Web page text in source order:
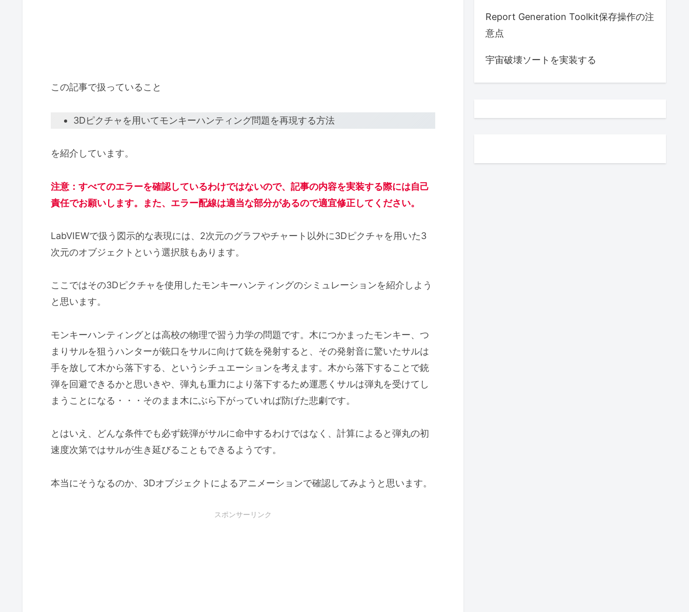
この記事で扱っていること
3Dピクチャを用いてモンキーハンティング問題を再現する方法
を紹介しています。
注意：すべてのエラーを確認しているわけではないので、記事の内容を実装する際には自己
責任でお願いします。また、エラー配線は適当な部分があるので適宜修正してください。
LabVIEWで扱う図示的な表現には、2次元のグラフやチャート以外に3Dピクチャを用いた3
次元のオブジェクトという選択肢もあります。
ここではその3Dピクチャを使用したモンキーハンティングのシミュレーションを紹介しよう
と思います。
モンキーハンティングとは高校の物理で習う力学の問題です。木につかまったモンキー、つ
まりサルを狙うハンターが銃口をサルに向けて銃を発射すると、その発射音に驚いたサルは
手を放して木から落下する、というシチュエーションを考えます。木から落下することで銃
弾を回避できるかと思いきや、弾丸も重力により落下するため運悪くサルは弾丸を受けてし
まうことになる・・・そのまま木にぶら下がっていれば防げた悲劇です。
とはいえ、どんな条件でも必ず銃弾がサルに命中するわけではなく、計算によると弾丸の初
速度次第ではサルが生き延びることもできるようです。
本当にそうなるのか、3Dオブジェクトによるアニメーションで確認してみようと思います。
スポンサーリンク
Report Generation Toolkit保存操作の注
意点
宇宙破壊ソートを実装する